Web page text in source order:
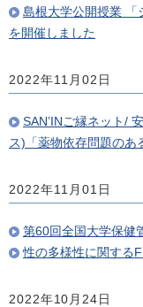
島根大学公開授業 「
を開催しました
2022年11月02日
SAN’INご縁ネット/
ス)「薬物依存問題のあ
2022年11月01日
第60回全国大学保健
性の多様性に関する
2022年10月24日